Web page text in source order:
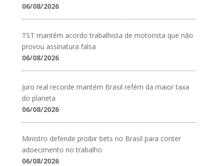
06/08/2026
TST mantém acordo trabalhista de motorista que não
provou assinatura falsa
06/08/2026
Juro real recorde mantém Brasil refém da maior taxa
do planeta
06/08/2026
Ministro defende proibir bets no Brasil para conter
adoecimento no trabalho
06/08/2026